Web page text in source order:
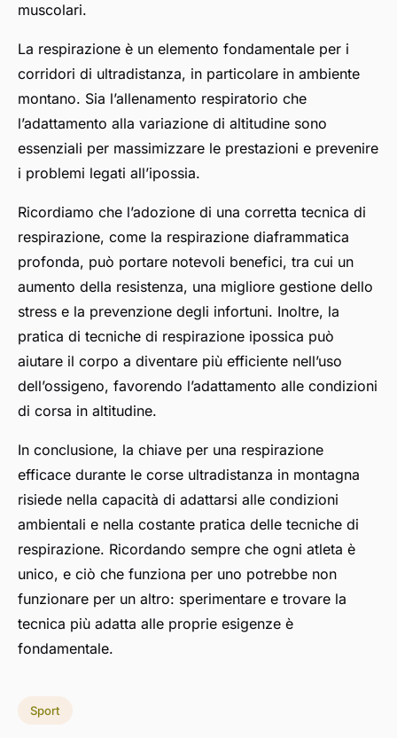
muscolari.
La respirazione è un elemento fondamentale per i
corridori di ultradistanza, in particolare in ambiente
montano. Sia l’allenamento respiratorio che
l’adattamento alla variazione di altitudine sono
essenziali per massimizzare le prestazioni e prevenire
i problemi legati all’ipossia.
Ricordiamo che l’adozione di una corretta tecnica di
respirazione, come la respirazione diaframmatica
profonda, può portare notevoli benefici, tra cui un
aumento della resistenza, una migliore gestione dello
stress e la prevenzione degli infortuni. Inoltre, la
pratica di tecniche di respirazione ipossica può
aiutare il corpo a diventare più efficiente nell’uso
dell’ossigeno, favorendo l’adattamento alle condizioni
di corsa in altitudine.
In conclusione, la chiave per una respirazione
efficace durante le corse ultradistanza in montagna
risiede nella capacità di adattarsi alle condizioni
ambientali e nella costante pratica delle tecniche di
respirazione. Ricordando sempre che ogni atleta è
unico, e ciò che funziona per uno potrebbe non
funzionare per un altro: sperimentare e trovare la
tecnica più adatta alle proprie esigenze è
fondamentale.
Sport